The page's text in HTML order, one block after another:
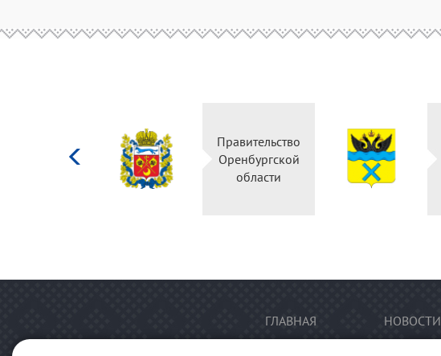
Правительство
Оренбургской
области
ГЛАВНАЯ НОВОСТИ